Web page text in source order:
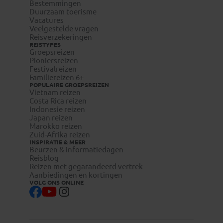
Lees hier
Bestemmingen
Duurzaam toerisme
Vacatures
Veelgestelde vragen
Reisverzekeringen
REISTYPES
Groepsreizen
Pioniersreizen
Festivalreizen
Familiereizen 6+
POPULAIRE GROEPSREIZEN
Vietnam reizen
Costa Rica reizen
Indonesie reizen
Japan reizen
Marokko reizen
Zuid-Afrika reizen
INSPIRATIE & MEER
Beurzen & informatiedagen
Reisblog
Reizen met gegarandeerd vertrek
Aanbiedingen en kortingen
VOLG ONS ONLINE